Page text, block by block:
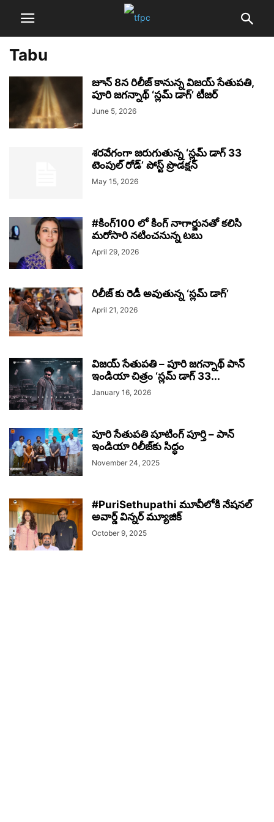
Tabu
జూన్ 8న రిలీజ్ కానున్న విజయ్ సేతుపతి,
పూరి జగన్నాథ్‌ ‘స్లమ్ డాగ్’ టీజర్
June 5, 2026
శరవేగంగా జరుగుతున్న ‘స్లమ్ డాగ్ 33
టెంపుల్ రోడ్’ పోస్ట్ ప్రొడక్షన్
May 15, 2026
#కింగ్100 లో కింగ్ నాగార్జునతో కలిసి
మరోసారి నటించనున్న టబు
April 29, 2026
రిలీజ్ కు రెడీ అవుతున్న ‘స్లమ్ డాగ్’
April 21, 2026
విజయ్ సేతుపతి – పూరి జగన్నాథ్ పాన్
ఇండియా చిత్రం ‘స్లమ్ డాగ్ 33...
January 16, 2026
పూరి సేతుపతి షూటింగ్ పూర్తి – పాన్
ఇండియా రిలీజ్‌కు సిద్ధం
November 24, 2025
#PuriSethupathi మూవీలోకి నేషనల్
అవార్డ్ విన్నర్ మ్యూజిక్
October 9, 2025